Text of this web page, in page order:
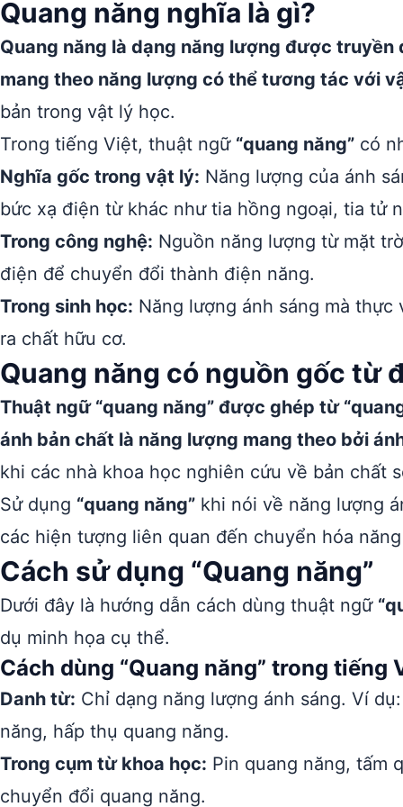
Quang năng nghĩa là gì?
Quang năng là dạng năng lượng được
mang theo năng lượng có thể tương tác với
bản trong vật lý học.
Trong tiếng Việt, thuật ngữ “quang năng” có
Nghĩa gốc trong vật lý: Năng lượng của ánh
bức xạ điện từ khác như tia hồng ngoại, tia tử
Trong công nghệ: Nguồn năng lượng từ mặt
điện để chuyển đổi thành điện năng.
Trong sinh học: Năng lượng ánh sáng mà
ra chất hữu cơ.
Quang năng có nguồn gốc từ
Thuật ngữ “quang năng” được ghép từ
ánh bản chất là năng lượng mang theo bởi
khi các nhà khoa học nghiên cứu về bản chất
Sử dụng “quang năng” khi nói về năng lượng
các hiện tượng liên quan đến chuyển hóa
Cách sử dụng “Quang năng”
Dưới đây là hướng dẫn cách dùng thuật ngữ
dụ minh họa cụ thể.
Cách dùng “Quang năng” trong tiếng
Danh từ: Chỉ dạng năng lượng ánh sáng. Ví
năng, hấp thụ quang năng.
Trong cụm từ khoa học: Pin quang năng, tấm
chuyển đổi quang năng.